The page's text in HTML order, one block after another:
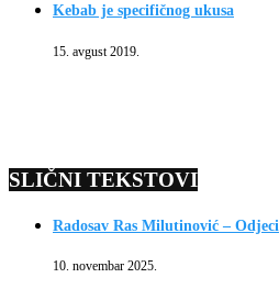
Kebab je specifičnog ukusa
15. avgust 2019.
SLIČNI TEKSTOVI
Radosav Ras Milutinović – Odjeci
10. novembar 2025.